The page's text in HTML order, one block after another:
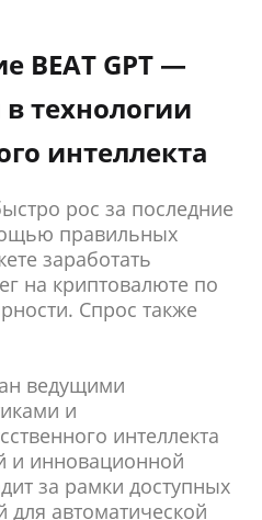
BEAT GPT —
технологии
интеллекта
рос за последние
правильных
заработать
на криптовалюте по
Спрос также
ведущими
и
интеллекта
и инновационной
за рамки доступных
автоматической